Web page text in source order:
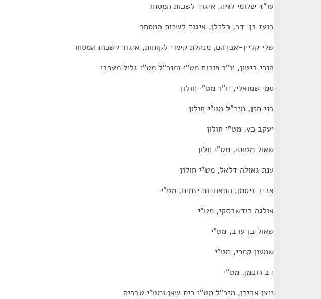
עו"ד שלומי לויה, איגוד לשכות המסחר
בועז בן-דב, כלכלן, איגוד לשכות המסחר
שלי קליין-אברהם, מנהלת קשרי לקוחות, איגוד לשכות המסחר
הנרי ביטון, יו"ר פורום מט"י ומנכ"ל מט"י גליל מערבי
סמי שמואלי, יו"ר מט"י חולון
בני חזן, מנכ"ל מט"י חולון
יעקב כץ, מט"י חולון
שאול מטוסי, מט"י חלון
ענת גאולה דלאל, מט"י חולון
אביב זיסמן, התאחדות יזמים, מט"י
אולגה רודשבסקי, מט"י
שאול בן ערב, מט"י
שמעון קמרי, מט"י
דב רוכמן, מט"י
ניצן אבירן, מנכ"ל מט"י בית שאן ומט"י טבריה